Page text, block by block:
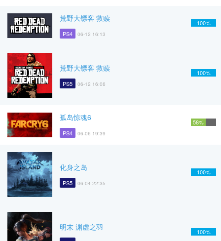
荒野大镖客 救赎
PS4 06-12 16:13
100%
荒野大镖客 救赎
PS5 06-12 16:06
100%
孤岛惊魂6
PS4 06-06 19:39
58%
化身之岛
PS5 06-04 22:35
100%
明末 渊虚之羽 100%